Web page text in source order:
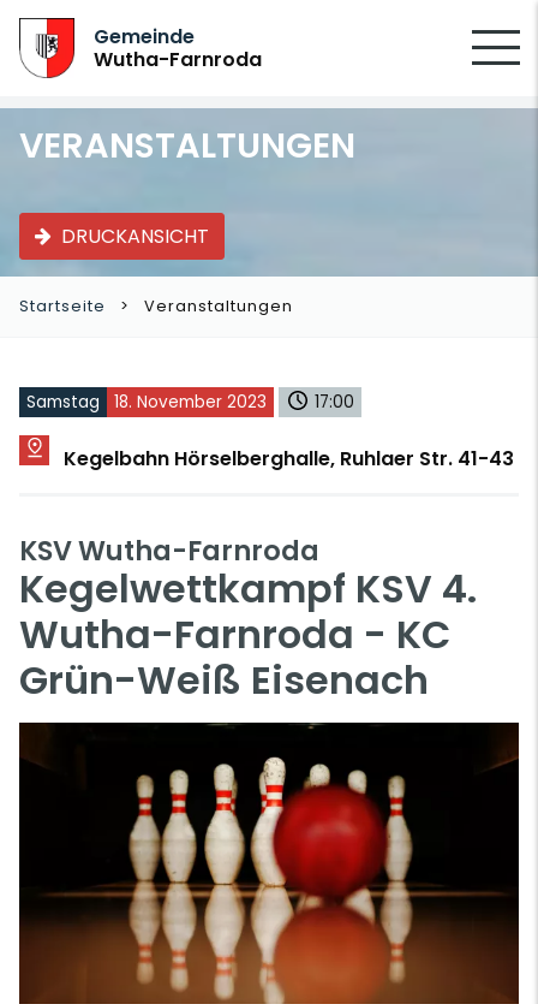
Gemeinde
Wutha-Farnroda
VERANSTALTUNGEN
DRUCKANSICHT
Startseite Veranstaltungen
Samstag 18. November 2023 17:00
Kegelbahn Hörselberghalle, Ruhlaer Str. 41-43
KSV Wutha-Farnroda
Kegelwettkampf KSV 4.
Wutha-Farnroda - KC
Grün-Weiß Eisenach